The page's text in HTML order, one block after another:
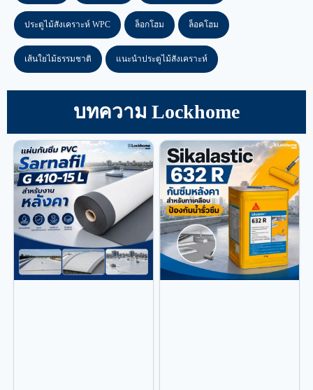
ประตูไม้สังเคราะห์ WPC ล็อกโฮม ล็อคโฮม
เส้นใยไม้ธรรมชาติ แนะนำประตูไม้สังเคราะห์
บทความ Lockhome